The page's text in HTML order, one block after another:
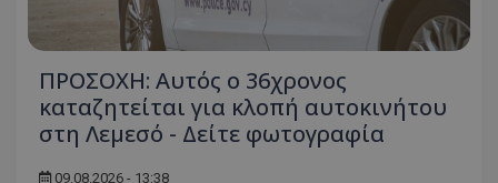
ΠΡΟΣΟΧΗ: Αυτός ο 36χρονος
καταζητείται για κλοπή αυτοκινήτου
στη Λεμεσό - Δείτε φωτογραφία
09.08.2026 - 13:38